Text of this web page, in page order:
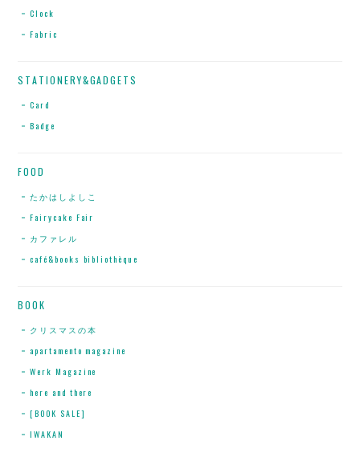
Clock
Fabric
STATIONERY&GADGETS
Card
Badge
FOOD
たかはしよしこ
Fairycake Fair
カファレル
café&books bibliothèque
BOOK
クリスマスの本
apartamento magazine
Werk Magazine
here and there
[BOOK SALE]
IWAKAN